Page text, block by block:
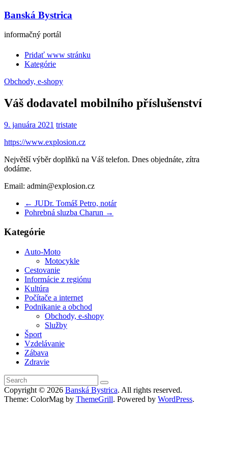
Banská Bystrica
informačný portál
Pridať www stránku
Kategórie
Obchody, e-shopy
Váš dodavatel mobilního příslušenství
9. januára 2021 tristate
https://www.explosion.cz
Největší výběr doplňků na Váš telefon. Dnes objednáte, zítra
dodáme.
Email: admin@explosion.cz
← JUDr. Tomáš Petro, notár
Pohrebná sluzba Charun →
Kategórie
Auto-Moto
Motocykle
Cestovanie
Informácie z regiónu
Kultúra
Počítače a internet
Podnikanie a obchod
Obchody, e-shopy
Služby
Šport
Vzdelávanie
Zábava
Zdravie
Copyright © 2026 Banská Bystrica. All rights reserved.
Theme: ColorMag by ThemeGrill. Powered by WordPress.